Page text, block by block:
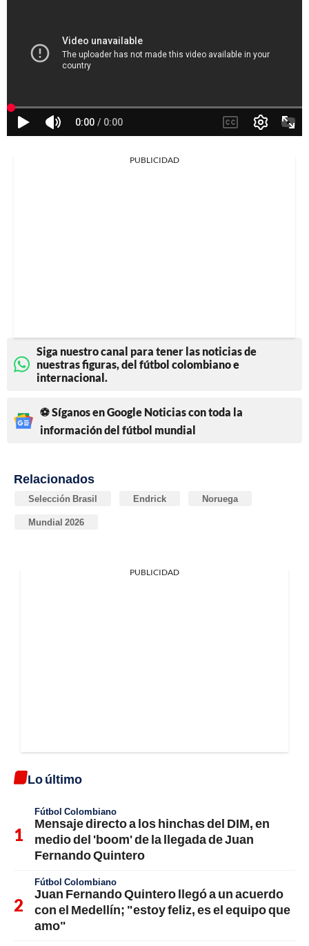
PUBLICIDAD
Siga nuestro canal para tener las noticias de
nuestras figuras, del fútbol colombiano e
internacional.
⚽ Síganos en Google Noticias con toda la
información del fútbol mundial
Relacionados
Selección Brasil Endrick Noruega
Mundial 2026
PUBLICIDAD
Lo último
Fútbol Colombiano
Mensaje directo a los hinchas del DIM, en
medio del 'boom' de la llegada de Juan
Fernando Quintero
Fútbol Colombiano
Juan Fernando Quintero llegó a un acuerdo
con el Medellín; "estoy feliz, es el equipo que
amo"